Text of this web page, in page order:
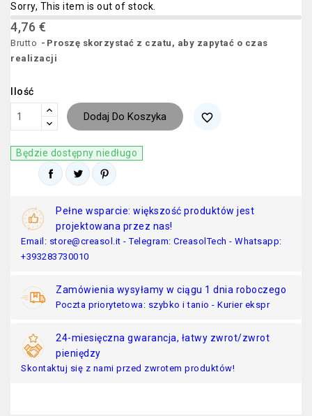
Sorry, This item is out of stock.
4,76 €
Brutto
Proszę skorzystać z czatu, aby zapytać o czas
realizacji
Ilość
Dodaj Do Koszyka favorite_border
Będzie dostępny niedługo
Pełne wsparcie: większość produktów jest
projektowana przez nas!
Email: store@creasol.it - Telegram: CreasolTech - Whatsapp:
+393283730010
Zamówienia wysyłamy w ciągu 1 dnia roboczego
Poczta priorytetowa: szybko i tanio - Kurier ekspr
24-miesięczna gwarancja, łatwy zwrot/zwrot
pieniędzy
Skontaktuj się z nami przed zwrotem produktów!